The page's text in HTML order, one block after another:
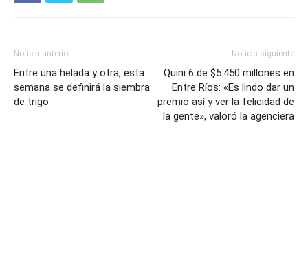
Noticia anterior
Entre una helada y otra, esta
semana se definirá la siembra
de trigo
Noticia siguiente
Quini 6 de $5.450 millones en
Entre Ríos: «Es lindo dar un
premio así y ver la felicidad de
la gente», valoró la agenciera